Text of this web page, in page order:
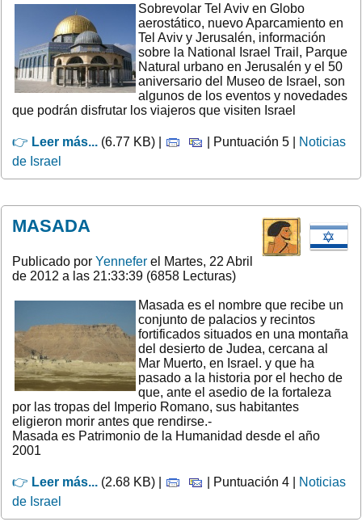
Sobrevolar Tel Aviv en Globo
aerostático, nuevo Aparcamiento en
Tel Aviv y Jerusalén, información
sobre la National Israel Trail, Parque
Natural urbano en Jerusalén y el 50
aniversario del Museo de Israel, son
algunos de los eventos y novedades
que podrán disfrutar los viajeros que visiten Israel
👉 Leer más... (6.77 KB) | | Puntuación 5 |
Noticias
de Israel
MASADA
Publicado por Yennefer el Martes, 22 Abril
de 2012 a las 21:33:39 (6858 Lecturas)
Masada es el nombre que recibe un
conjunto de palacios y recintos
fortificados situados en una montaña
del desierto de Judea, cercana al
Mar Muerto, en Israel. y que ha
pasado a la historia por el hecho de
que, ante el asedio de la fortaleza
por las tropas del Imperio Romano, sus habitantes
eligieron morir antes que rendirse.-
Masada es Patrimonio de la Humanidad desde el año
2001
👉 Leer más... (2.68 KB) | | Puntuación 4 |
Noticias
de Israel